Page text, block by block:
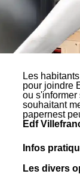
Les
pour joindre
ou
souhaitant
papernest
Edf
Infos
Les divers